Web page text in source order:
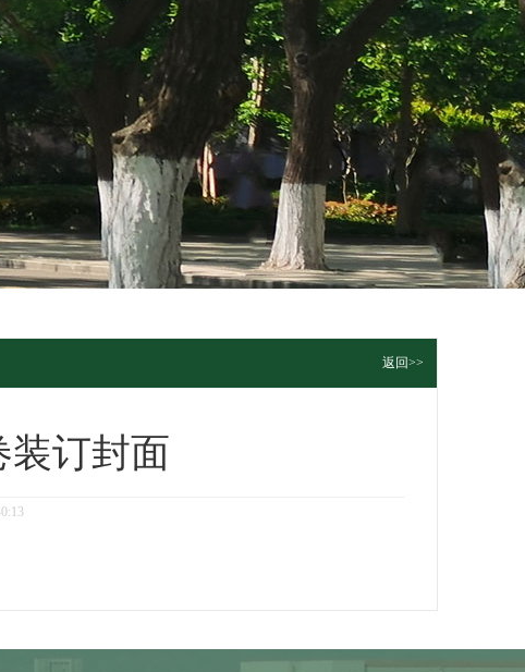
返回>>
订封面